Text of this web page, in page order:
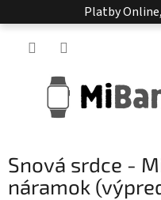
na
Platby
Snová srdce -
náramok